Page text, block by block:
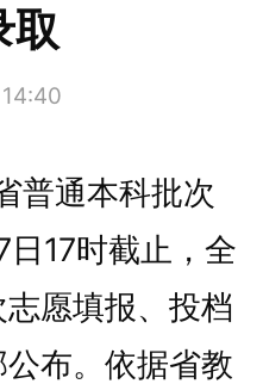
取
通本科批次
17时截止，全
愿填报、投档
布。依据省教